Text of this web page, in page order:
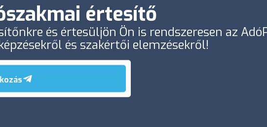
értesítő
és értesüljön Ön is rendszeresen az
és szakértői elemzésekről!